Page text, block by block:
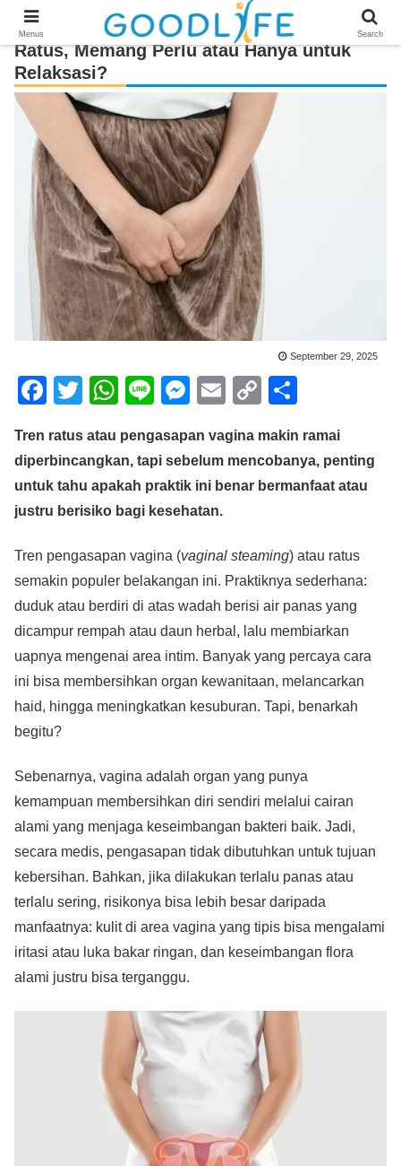
Ratus, Memang Perlu atau Hanya untuk
Relaksasi?
September 29, 2025
F
c
e
b
o
k
T
tt
er
W
at
s
A
p
Li
e
M
ss
e
n
er
E
ail
C
p
y
k
ar
e
Tren ratus atau pengasapan vagina makin ramai
diperbincangkan, tapi sebelum mencobanya, penting
untuk tahu apakah praktik ini benar bermanfaat atau
justru berisiko bagi kesehatan.
Tren pengasapan vagina (vaginal steaming) atau ratus
semakin populer belakangan ini. Praktiknya sederhana:
duduk atau berdiri di atas wadah berisi air panas yang
dicampur rempah atau daun herbal, lalu membiarkan
uapnya mengenai area intim. Banyak yang percaya cara
ini bisa membersihkan organ kewanitaan, melancarkan
haid, hingga meningkatkan kesuburan. Tapi, benarkah
begitu?
Sebenarnya, vagina adalah organ yang punya
kemampuan membersihkan diri sendiri melalui cairan
alami yang menjaga keseimbangan bakteri baik. Jadi,
secara medis, pengasapan tidak dibutuhkan untuk tujuan
kebersihan. Bahkan, jika dilakukan terlalu panas atau
terlalu sering, risikonya bisa lebih besar daripada
manfaatnya: kulit di area vagina yang tipis bisa mengalami
iritasi atau luka bakar ringan, dan keseimbangan flora
alami justru bisa terganggu.
Menus Search